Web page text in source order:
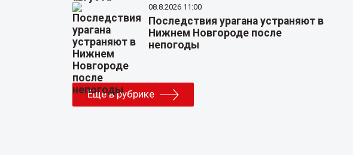
08.8.2026 11:00
Последствия урагана устраняют в
Нижнем Новгороде после
непогоды
Еще в рубрике